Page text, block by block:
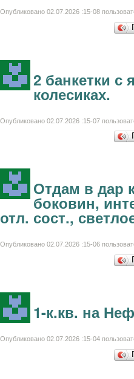
Опубликовано 02.07.2026 :15-08
2 банкетки с
колесиках.
Опубликовано 02.07.2026 :15-07
Отдам в дар
боковин,
отл. сост.,
Опубликовано 02.07.2026 :15-06
1-к.кв. на
Опубликовано 02.07.2026 :15-04